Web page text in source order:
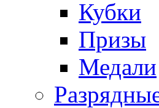
Кубки
Призы
Медали